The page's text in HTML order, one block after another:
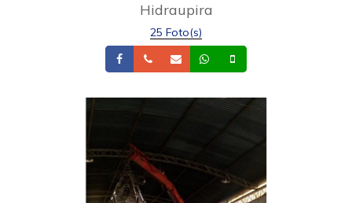
Hidraupira
25 Foto(s)
FacebookTelefoneEmail Whatsapp